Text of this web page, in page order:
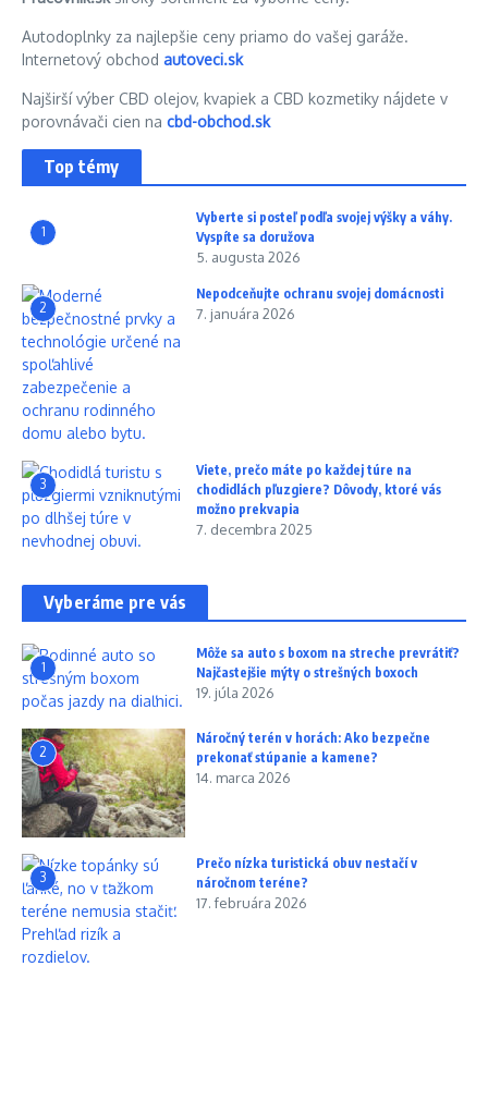
Autodoplnky za najlepšie ceny priamo do vašej garáže.
Internetový obchod autoveci.sk
Najširší výber CBD olejov, kvapiek a CBD kozmetiky nájdete v
porovnávači cien na cbd-obchod.sk
Top témy
1
Vyberte si posteľ podľa svojej výšky a váhy.
Vyspíte sa doružova
5. augusta 2026
2
Nepodceňujte ochranu svojej domácnosti
7. januára 2026
3
Viete, prečo máte po každej túre na
chodidlách pľuzgiere? Dôvody, ktoré vás
možno prekvapia
7. decembra 2025
Vyberáme pre vás
1
Môže sa auto s boxom na streche prevrátiť?
Najčastejšie mýty o strešných boxoch
19. júla 2026
2
Náročný terén v horách: Ako bezpečne
prekonať stúpanie a kamene?
14. marca 2026
3
Prečo nízka turistická obuv nestačí v
náročnom teréne?
17. februára 2026